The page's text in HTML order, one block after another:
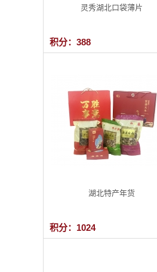
灵秀湖北口袋薄片
积分：388
湖北特产年货
积分：1024